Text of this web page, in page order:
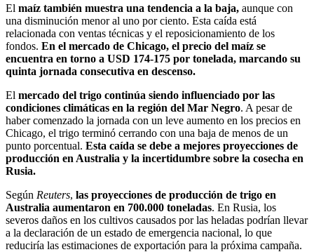
El maíz también muestra una tendencia a la baja, aunque con
una disminución menor al uno por ciento. Esta caída está
relacionada con ventas técnicas y el reposicionamiento de los
fondos. En el mercado de Chicago, el precio del maíz se
encuentra en torno a USD 174-175 por tonelada, marcando su
quinta jornada consecutiva en descenso.
El mercado del trigo continúa siendo influenciado por las
condiciones climáticas en la región del Mar Negro. A pesar de
haber comenzado la jornada con un leve aumento en los precios en
Chicago, el trigo terminó cerrando con una baja de menos de un
punto porcentual. Esta caída se debe a mejores proyecciones de
producción en Australia y la incertidumbre sobre la cosecha en
Rusia.
Según Reuters, las proyecciones de producción de trigo en
Australia aumentaron en 700.000 toneladas. En Rusia, los
severos daños en los cultivos causados por las heladas podrían llevar
a la declaración de un estado de emergencia nacional, lo que
reduciría las estimaciones de exportación para la próxima campaña.